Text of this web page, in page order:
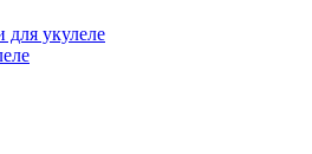
для укулеле